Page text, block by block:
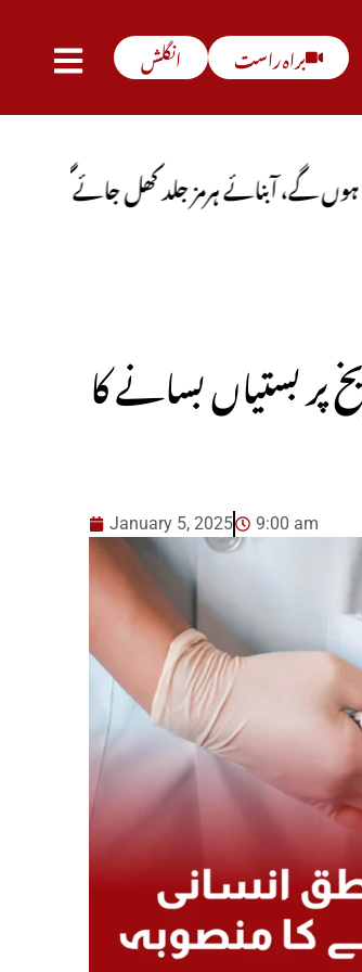
انگلش براہ راست
پاکستان، سعودی عرب اور جائے گی
پر بستیاں بسانے کا
January 5, 2025 9:00 am